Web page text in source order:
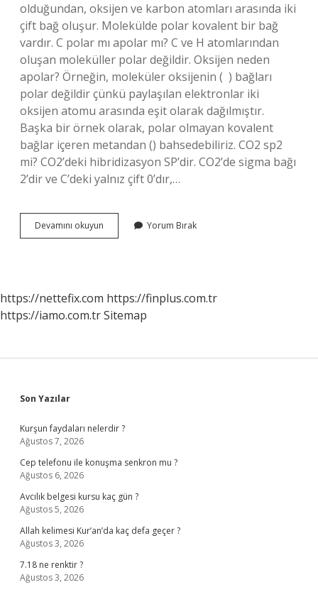
olduğundan, oksijen ve karbon atomları arasında iki
çift bağ oluşur. Molekülde polar kovalent bir bağ
vardır. C polar mı apolar mı? C ve H atomlarından
oluşan moleküller polar değildir. Oksijen neden
apolar? Örneğin, moleküler oksijenin ( ‍ ) bağları
polar değildir çünkü paylaşılan elektronlar iki
oksijen atomu arasında eşit olarak dağılmıştır.
Başka bir örnek olarak, polar olmayan kovalent
bağlar içeren metandan (‍) bahsedebiliriz. CO2 sp2
mi? CO2’deki hibridizasyon SP’dir. CO2’de sigma bağı
2’dir ve C’deki yalnız çift 0’dır,…
Devamını okuyun
Neden
Yorum Bırak
https://nettefix.com https://finplus.com.tr
https://iamo.com.trSitemap
Sidebar
Son Yazılar
Kurşun faydaları nelerdir ?
Ağustos 7, 2026
Cep telefonu ile konuşma senkron mu ?
Ağustos 6, 2026
Avcılık belgesi kursu kaç gün ?
Ağustos 5, 2026
Allah kelimesi Kur’an’da kaç defa geçer ?
Ağustos 3, 2026
7.18 ne renktir ?
Ağustos 3, 2026